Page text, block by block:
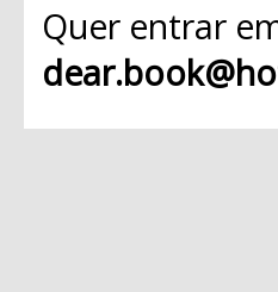
Quer entrar